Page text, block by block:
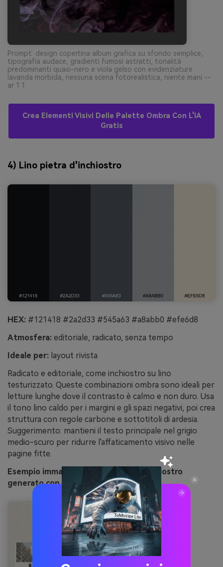
Prompt: design copertina album grafica su sfondo semplice,
tipografia audace, gradienti fumosi astratti, tonalità
predominanti quasi-nero e viola gelso con evidenziature
lavanda morbida, nessuna scena fotorealistica, niente mani --
ar 1:1
Crea Elementi Visivi Delle Palette Ombra Con L'IA
Gratis
4) Lino pietra d'inchiostro
HEX: #121418 #2a2d33 #545a63 #a8abb0 #efe6d8
Atmosfera: editoriale, radicato, senza tempo
Ideale per: layout rivista
Radicato e editoriale, come inchiostro su lino
testurizzato. Queste combinazioni ombra sono ideali per
letture lunghe dove il contrasto è calmo e non duro. Usa
il tono lino caldo per i margini e gli spazi negativi, poi crea
struttura con regole carbone e sottotitoli di ardesia.
Suggerimento: mantieni il testo principale nel grigio
medio-scuro per ridurre l'affaticamento visivo nelle
pagine fitte.
Esempio immagine del lino pietra d'inchiostro
generato con media.io